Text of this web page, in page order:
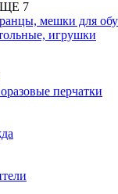
7
мешки для
игрушки
перчатки